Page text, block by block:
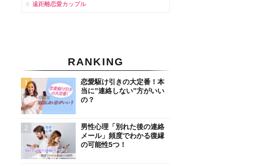
遠距離恋愛カップル
RANKING
恋愛駆け引きの大定番！本
当に”連絡しない”方がいい
の？
男性心理「別れた後の連絡
メール」頻度でわかる復縁
の可能性5つ！